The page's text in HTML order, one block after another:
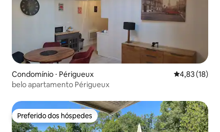
Condomínio ⋅ Périgueux 4,83 de uma
4,83 (18)
belo apartamento Périgueux
Preferido dos hóspedes
Preferido dos hóspedes